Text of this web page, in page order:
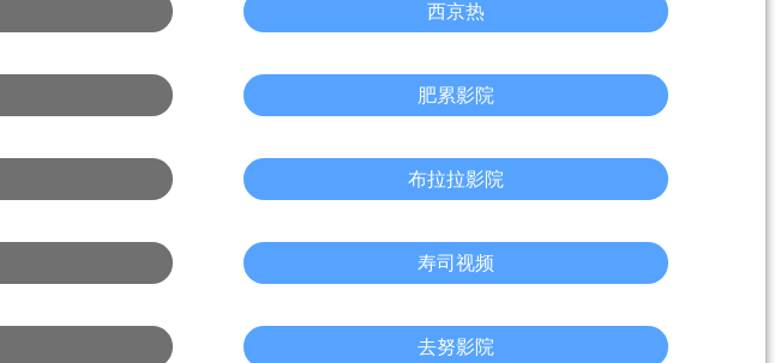
西京热
肥累影院
布拉拉影院
寿司视频
去努影院